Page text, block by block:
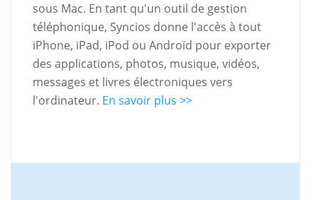
sous Mac. En tant qu'un outil de gestion
téléphonique, Syncios donne l'accès à tout
iPhone, iPad, iPod ou Androïd pour exporter
des applications, photos, musique, vidéos,
messages et livres électroniques vers
l'ordinateur. En savoir plus >>